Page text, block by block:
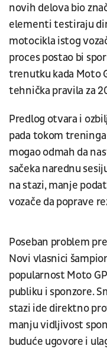
novih delova bio
elementi testiraju
motocikla istog
proces postao bi
trenutku kada Moto
tehnička pravila za
Predlog otvara i
pada tokom
mogao odmah da
sačeka narednu
na stazi, manje
vozače da poprave
Poseban problem
Novi vlasnici
popularnost Moto
publiku i sponzore.
stazi ide direktno
manju vidljivost
buduće ugovore i